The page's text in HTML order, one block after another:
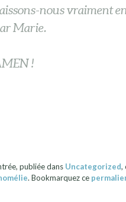
nous vraiment
Marie.
!
publiée dans Uncategorized,
. Bookmarquez ce